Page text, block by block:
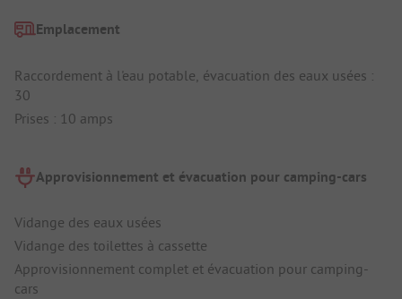
Emplacement
Raccordement à l'eau potable, évacuation des eaux usées :
30
Prises : 10 amps
Approvisionnement et évacuation pour camping-cars
Vidange des eaux usées
Vidange des toilettes à cassette
Approvisionnement complet et évacuation pour camping-
cars